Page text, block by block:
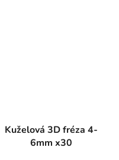
Kuželová 3D fréza 4-
6mm x30